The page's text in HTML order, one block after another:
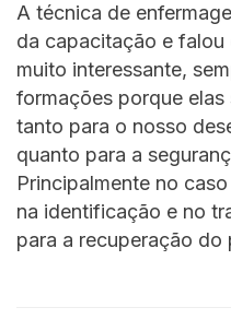
A técnica de
da capacitação e falou
muito interessante,
formações porque
tanto para o nosso
quanto para a
Principalmente no
na identificação e no
para a recuperação do